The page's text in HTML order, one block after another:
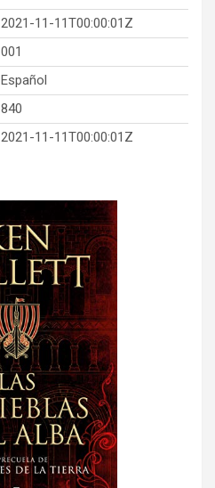
2021-11-11T00:00:01Z
001
Español
840
2021-11-11T00:00:01Z